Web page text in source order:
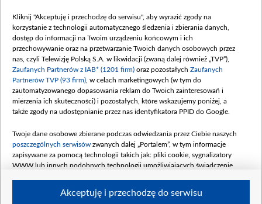
Procedura zgłoszeń wewnętrznych
Kliknij "Akceptuję i przechodzę do serwisu", aby wyrazić zgody na
korzystanie z technologii automatycznego śledzenia i zbierania danych,
dostęp do informacji na Twoim urządzeniu końcowym i ich
przechowywanie oraz na przetwarzanie Twoich danych osobowych przez
nas, czyli Telewizję Polską S.A. w likwidacji (zwaną dalej również „TVP”),
Zaufanych Partnerów z IAB* (1201 firm) oraz pozostałych Zaufanych
Partnerów TVP (93 firm) , w celach marketingowych (w tym do
zautomatyzowanego dopasowania reklam do Twoich zainteresowań i
mierzenia ich skuteczności) i pozostałych, które wskazujemy poniżej, a
także zgody na udostępnianie przez nas identyfikatora PPID do Google.
Twoje dane osobowe zbierane podczas odwiedzania przez Ciebie naszych
poszczególnych serwisów zwanych dalej „Portalem”, w tym informacje
zapisywane za pomocą technologii takich jak: pliki cookie, sygnalizatory
WWW lub innych podobnych technologii umożliwiających świadczenie
Akceptuję i przechodzę do serwisu